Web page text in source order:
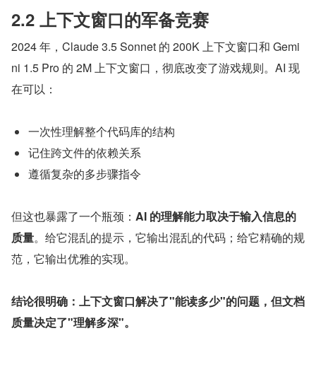
2.2 上下文窗口的军备竞赛
2024 年，Claude 3.5 Sonnet 的 200K 上下文窗口和 Gemi
ni 1.5 Pro 的 2M 上下文窗口，彻底改变了游戏规则。AI 现
在可以：
一次性理解整个代码库的结构
记住跨文件的依赖关系
遵循复杂的多步骤指令
但这也暴露了一个瓶颈： AI 的理解能力取决于输入信息的
质量。给它混乱的提示，它输出混乱的代码；给它精确的规
范，它输出优雅的实现。
结论很明确：上下文窗口解决了"能读多少"的问题，但文档
质量决定了"理解多深"。